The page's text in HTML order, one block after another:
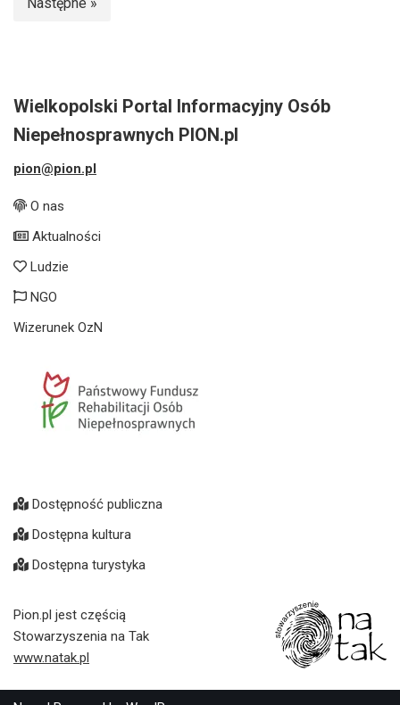
Wielkopolski Portal Informacyjny Osób
Niepełnosprawnych PION.pl
pion@pion.pl
O nas
Aktualności
Ludzie
NGO
Wizerunek OzN
Dostępność publiczna
Dostępna kultura
Dostępna turystyka
Pion.pl jest częścią
Stowarzyszenia na Tak
www.natak.pl